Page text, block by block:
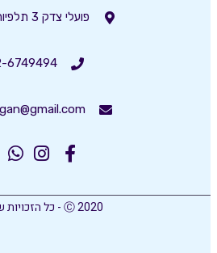
פועלי צדק 3 תלפיות ירושלים
6749494
Ⓒ 2020 - כל הזכויות שמורות